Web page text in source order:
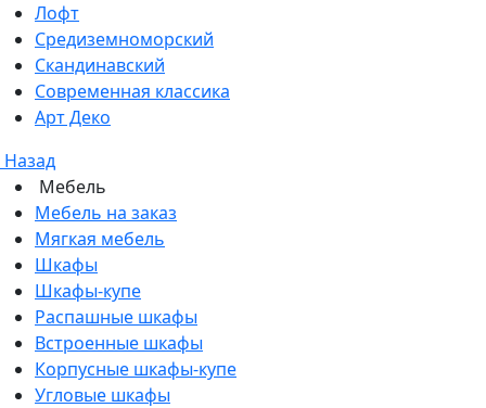
Лофт
Средиземноморский
Скандинавский
Современная классика
Арт Деко
Назад
Мебель
Мебель на заказ
Мягкая мебель
Шкафы
Шкафы-купе
Распашные шкафы
Встроенные шкафы
Корпусные шкафы-купе
Угловые шкафы